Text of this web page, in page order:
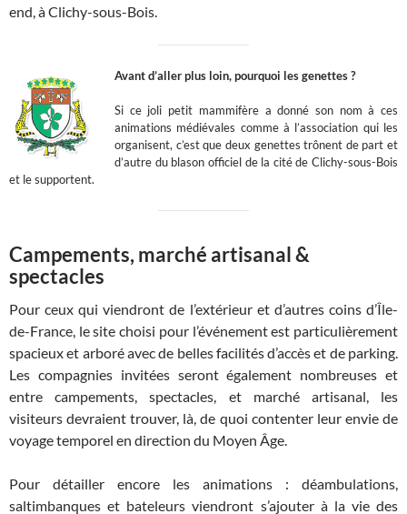
end, à Clichy-sous-Bois.
Avant d’aller plus loin, pourquoi les genettes ?
Si ce joli petit mammifère a donné son nom à ces
animations médiévales comme à l’association qui les
organisent, c’est que deux genettes trônent de part et
d’autre du blason officiel de la cité de Clichy-sous-Bois
et le supportent.
Campements, marché artisanal &
spectacles
Pour ceux qui viendront de l’extérieur et d’autres coins d’Île-
de-France, le site choisi pour l’événement est particulièrement
spacieux et arboré avec de belles facilités d’accès et de parking.
Les compagnies invitées seront également nombreuses et
entre campements, spectacles, et marché artisanal, les
visiteurs devraient trouver, là, de quoi contenter leur envie de
voyage temporel en direction du Moyen Âge.
Pour détailler encore les animations : déambulations,
saltimbanques et bateleurs viendront s’ajouter à la vie des